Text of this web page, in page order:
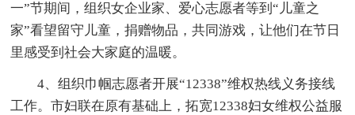
一”节期间，组织女企业家、爱心志愿者等到“儿童之
家”看望留守儿童，捐赠物品，共同游戏，让他们在节日
里感受到社会大家庭的温暖。
4、组织巾帼志愿者开展“12338”维权热线义务接线
工作。市妇联在原有基础上，拓宽12338妇女维权公益服